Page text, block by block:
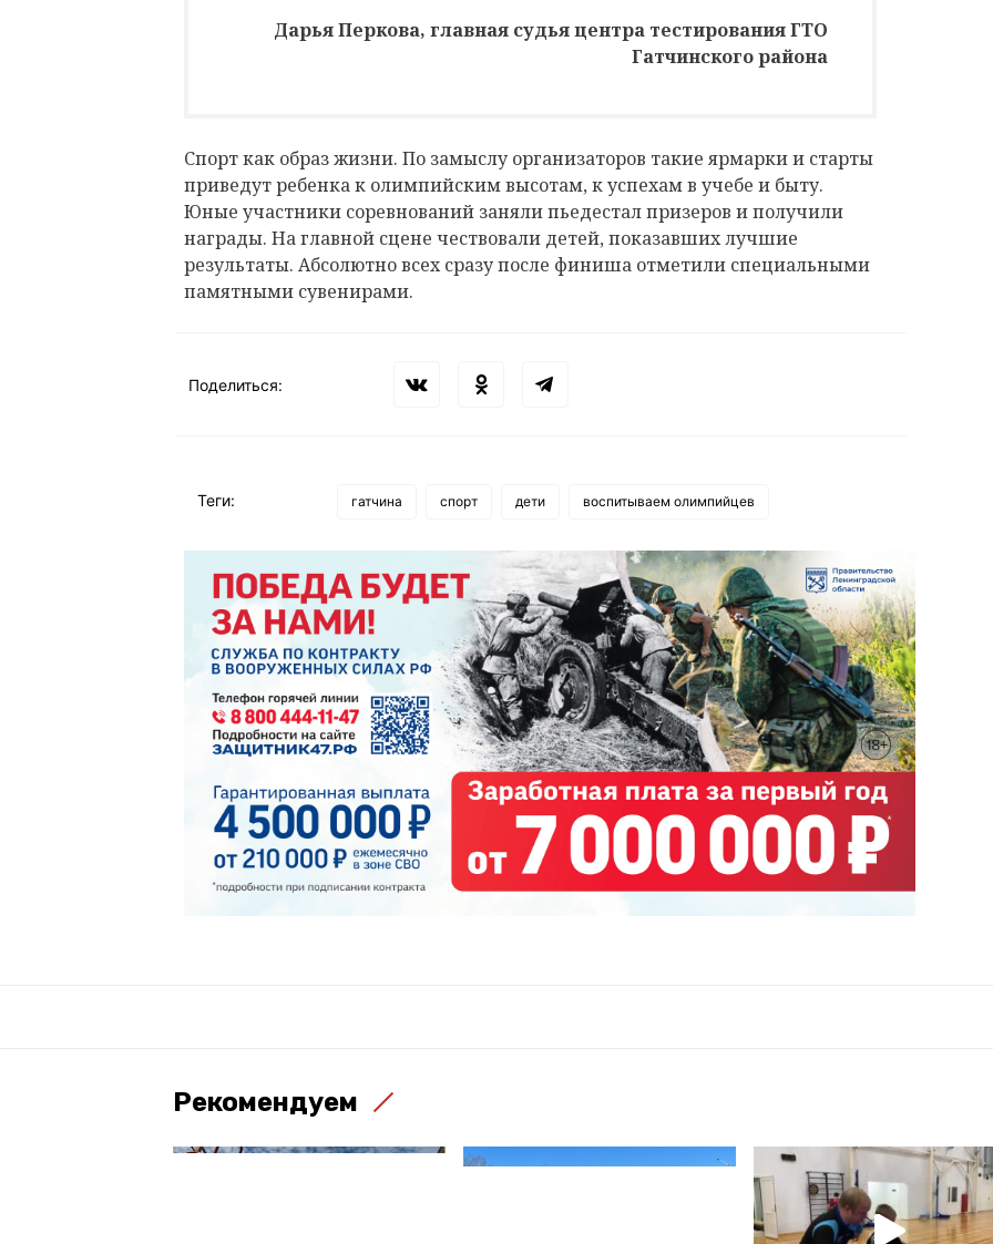
Дарья Перкова, главная судья центра тестирования ГТО
Гатчинского района
Спорт как образ жизни. По замыслу организаторов такие ярмарки и старты
приведут ребенка к олимпийским высотам, к успехам в учебе и быту.
Юные участники соревнований заняли пьедестал призеров и получили
награды. На главной сцене чествовали детей, показавших лучшие
результаты. Абсолютно всех сразу после финиша отметили специальными
памятными сувенирами.
Поделиться:
Теги: гатчина спорт дети воспитываем олимпийцев
Рекомендуем